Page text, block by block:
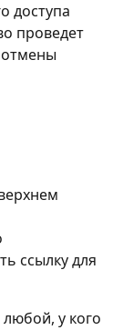
доступа
проведет
отмены
ссылку для
у кого